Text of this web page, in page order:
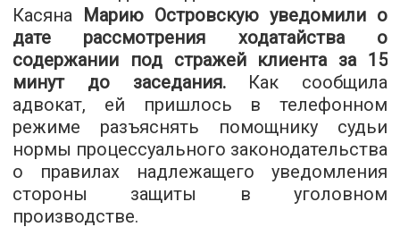
Касяна
Марию Островскую уведомили о
дате рассмотрения ходатайства о
содержании под стражей клиента за 15
минут до заседания.Как сообщила
адвокат, ей пришлось в телефонном
режиме разъяснять помощнику судьи
нормы процессуального законодательства
о правилах надлежащего уведомления
стороны защиты в уголовном
производстве.